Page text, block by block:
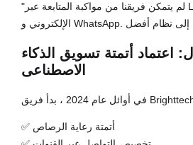
"لم يتمكن فريقنا من مواكبة المتابعة عبر LinkedIn والبريد
اعتماد أتمتة تسويق الذكاء
الاصطناعى
✅ أتمتة رعاية الرصاص